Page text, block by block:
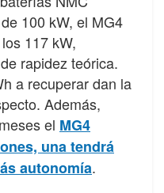
100 kW, el MG4
117 kW,
rapidez teórica.
a recuperar dan la
Además,
el MG4
una tendrá
autonomía.